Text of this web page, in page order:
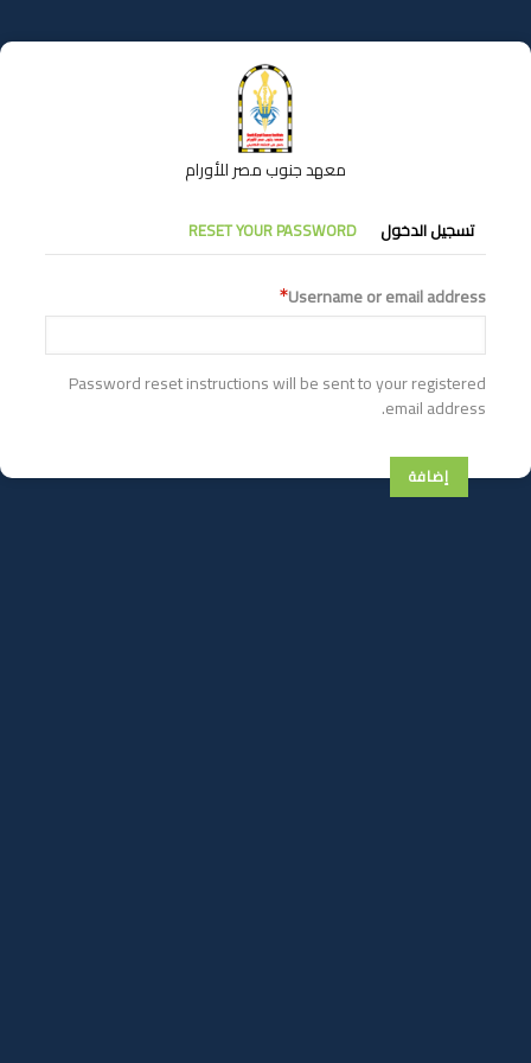
إلى
المحتوى
معهد جنوب مصر للأورام
التبويبات
الأساسية
تسجيل الدخول RESET YOUR PASSWORD
Username or email address
Password reset instructions will be sent to your registered
email address.